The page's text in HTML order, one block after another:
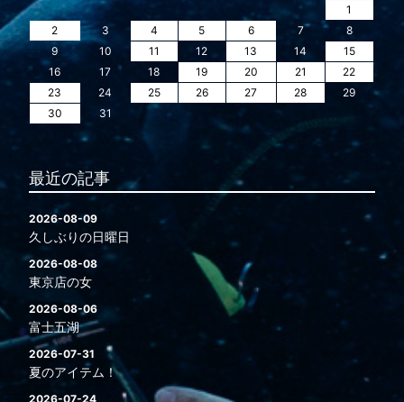
1
2
3 4 5 6 7
8
9
10 11 12 13 14
15
16
17 18 19 20 21
22
23
24 25 26 27 28
29
30
31
最近の記事
2026-08-09
久しぶりの日曜日
2026-08-08
東京店の女
2026-08-06
富士五湖
2026-07-31
夏のアイテム！
2026-07-24